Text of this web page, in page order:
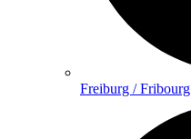
Freiburg / Fribourg